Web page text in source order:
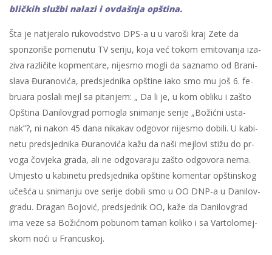
blič­kih slu­žbi na­la­zi i ov­da­šnja op­šti­na.
Šta je na­tje­ra­lo ru­ko­vod­stvo DPS-a u u va­ro­ši kraj Ze­te da
spon­zo­ri­še po­me­nu­tu TV se­ri­ju, ko­ja već to­kom emi­to­va­nja iza­
zi­va raz­li­či­te kop­men­ta­re, ni­je­smo mo­gli da sa­zna­mo od Bra­ni­
sla­va Đu­ra­no­vi­ća, pred­sjed­ni­ka op­šti­ne iako smo mu još 6. fe­
bru­a­ra po­sla­li mejl sa pi­ta­njem: „ Da li je, u kom ob­li­ku i za­što
Op­šti­na Da­ni­lov­grad po­mo­gla sni­ma­nje se­ri­je „Bo­žić­ni usta­
nak”?, ni na­kon 45 da­na ni­ka­kav od­go­vor ni­je­smo do­bi­li. U ka­bi­
ne­tu pred­sjed­ni­ka Đu­ra­no­vi­ća ka­žu da na­ši mej­lo­vi sti­žu do pr­
vo­ga čo­vje­ka gra­da, ali ne od­go­va­ra­ju za­što od­go­vo­ra ne­ma.
Umje­sto u ka­bi­ne­tu pred­sjed­ni­ka op­šti­ne ko­men­tar op­štin­skog
uče­šća u sni­ma­nju ove se­ri­je do­bi­li smo u OO DNP-a u Da­ni­lov­
gra­du. Dra­gan Bo­jo­vić, pred­sjed­nik OO, ka­že da Da­ni­lov­grad
ima ve­ze sa Bo­žić­nom po­bu­nom ta­man ko­li­ko i sa Var­to­lo­mej­
skom no­ći u Fran­cu­skoj.